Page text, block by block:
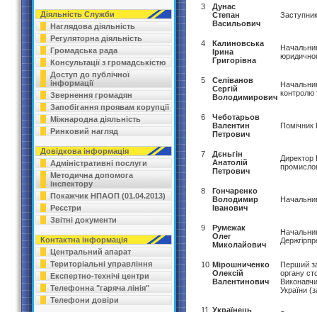
Діяльність Служби
Наглядова діяльність
Регуляторна діяльність
Громадська рада
Консультації з громадськістю
Доступ до публічної
інформації
Звернення громадян
Запобігання проявам корупції
Міжнародна діяльність
Ринковий нагляд
Довідкова інформація
Адміністративні послуги
Методична допомога
інспектору
Покажчик НПАОП (01.04.2013)
Реєстри
Звітні документи
Контактна інформація
Центральний апарат
Територіальні управління
Експертно-технічі центри
Телефонна "гаряча лінія"
Телефони довіри
3
Дунас
Степан
Васильович
4
Калиновська
Ірина
Григорівна
5
Селіванов
Сергій
Володимирович контролю
6
Чеботарьов
Валентин
Петрович
Помічник
7
Дєньгін
Анатолій
Петрович
Директор
8
Гончаренко
Володимир
Іванович
9
Румежак
Олег
Миколайович
10 Мірошниченко
Олексій
Валентинович
Перший
органу
України
11 Українець